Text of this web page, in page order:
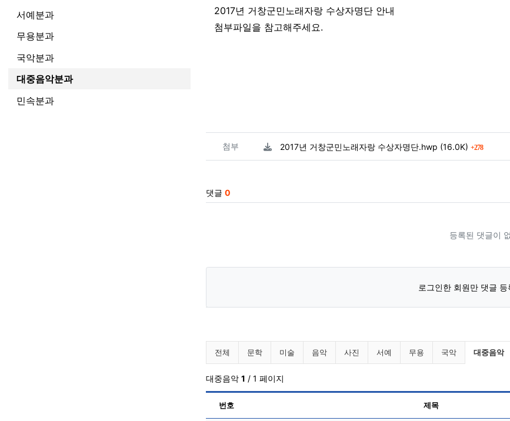
본문
2017년 거창군민노래자랑 수상자명단 안내
첨부파일을 참고해주세요.
관련자료
첨부 2017년 거창군민노래자랑 수상자명단.hwp 파일크기
(16.0K) 278회 다운
댓글 0
등록된 댓글이
로그인한 회원만 댓글
알려드립니다 분류 목록
전체 문학 미술 음악 사진 서예 무용 국악 현재 분류
대중음악
대중음악 1 / 1 페이지
번호 제목
서예분과
무용분과
국악분과
대중음악분과
민속분과